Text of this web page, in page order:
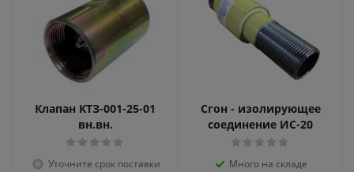
Клапан КТЗ-001-25-01
вн.вн.
Уточните срок поставки
Сгон - изолирующее
соединение ИС-20
Много на складе